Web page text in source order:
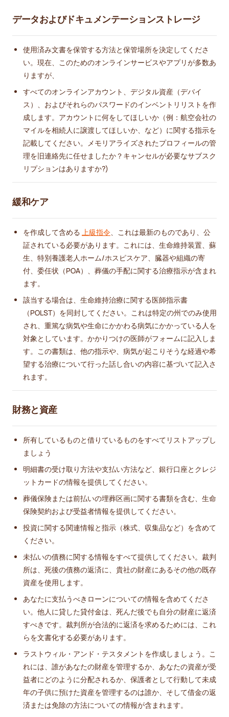
データおよびドキュメンテーションストレージ
使用済み文書を保管する方法と保管場所を決定してくださ
い。現在、このためのオンラインサービスやアプリが多数あ
りますが、
すべてのオンラインアカウント、デジタル資産（デバイ
ス）、およびそれらのパスワードのインベントリリストを作
成します。アカウントに何をしてほしいか（例：航空会社の
マイルを相続人に譲渡してほしいか、など）に関する指示を
記載してください。メモリアライズされたプロフィールの管
理を旧連絡先に任せましたか？キャンセルが必要なサブスク
リプションはありますか?)
緩和ケア
を作成して含める 上級指令 、これは最新のものであり、公
証されている必要があります。これには、生命維持装置、蘇
生、特別養護老人ホーム/ホスピスケア、臓器や組織の寄
付、委任状（POA）、葬儀の手配に関する治療指示が含まれ
ます。
該当する場合は、生命維持治療に関する医師指示書
（POLST）を同封してください。これは特定の州でのみ使用
され、重篤な病気や生命にかかわる病気にかかっている人を
対象としています。かかりつけの医師がフォームに記入しま
す。この書類は、他の指示や、病気が起こりそうな経過や希
望する治療について行った話し合いの内容に基づいて記入さ
れます。
財務と資産
所有しているものと借りているものをすべてリストアップし
ましょう
明細書の受け取り方法や支払い方法など、銀行口座とクレジ
ットカードの情報を提供してください。
葬儀保険または前払いの埋葬区画に関する書類を含む、生命
保険契約および受益者情報を提供してください。
投資に関する関連情報と指示（株式、収集品など）を含めて
ください。
未払いの債務に関する情報をすべて提供してください。裁判
所は、死後の債務の返済に、貴社の財産にあるその他の既存
資産を使用します。
あなたに支払うべきローンについての情報を含めてくださ
い。他人に貸した貸付金は、死んだ後でも自分の財産に返済
すべきです。裁判所が合法的に返済を求めるためには、これ
らを文書化する必要があります。
ラストウィル・アンド・テスタメントを作成しましょう。こ
れには、誰があなたの財産を管理するか、あなたの資産が受
益者にどのように分配されるか、保護者として行動して未成
年の子供に預けた資産を管理するのは誰か、そして借金の返
済または免除の方法についての情報が含まれます。